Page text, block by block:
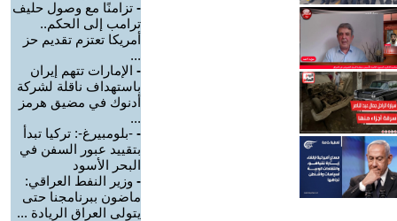
- تزامنًا مع وصول حليف
ترامب إلى الحكم..
أمريكا تعتزم تقديم حز
...
- الإمارات تتهم إيران
باستهداف ناقلة لشركة
أدنوك في مضيق هرمز
...
- -بلومبيرغ-: تركيا تبدأ
بتقييد عبور السفن في
البحر الأسود
- وزير النفط العراقي:
ماضون ببرنامجنا حتى
يتولى العراق الريادة ...